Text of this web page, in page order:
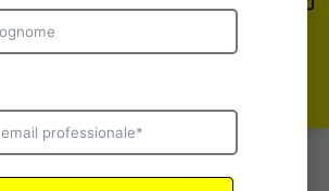
in 5 fasi:
si usa davvero
di posizionamento